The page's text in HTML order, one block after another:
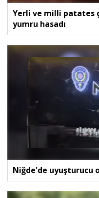
Yerli ve milli patates
yumru hasadı
Niğde'de uyuşturucu